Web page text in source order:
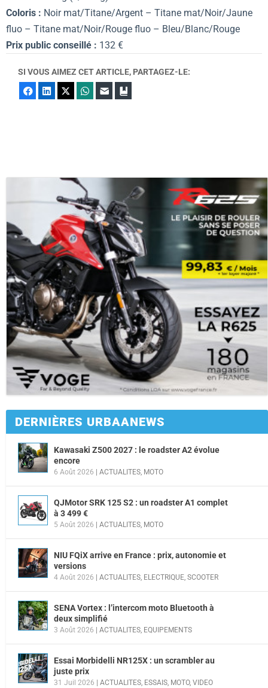
Coloris : Noir mat/Titane/Argent – Titane mat/Noir/Jaune
fluo – Titane mat/Noir/Rouge fluo – Bleu/Blanc/Rouge
Prix public conseillé : 132 €
SI VOUS AIMEZ CET ARTICLE, PARTAGEZ-LE:
FacebookLinkedIn WhatsApp
E-mail
DERNIÈRES URBAANEWS
Kawasaki Z500 2027 : le roadster A2 évolue
encore
6 Août 2026 ACTUALITES, MOTO
QJMotor SRK 125 S2 : un roadster A1 complet
à 3 499 €
5 Août 2026 ACTUALITES, MOTO
NIU FQiX arrive en France : prix, autonomie et
versions
4 Août 2026 ACTUALITES, ELECTRIQUE, SCOOTER
SENA Vortex : l’intercom moto Bluetooth à
deux simplifié
3 Août 2026 ACTUALITES, EQUIPEMENTS
Essai Morbidelli NR125X : un scrambler au
juste prix
31 Juil 2026 ACTUALITES, ESSAIS, MOTO, VIDEO